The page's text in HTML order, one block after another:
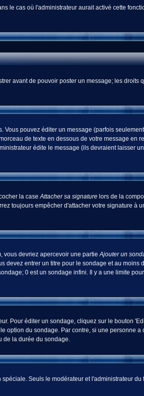
le cas où l'administrateur aurait activé cette
avant de pouvoir poster un message; les droits
pouvez éditer un message (parfois
de texte en dessous de votre message en
édite le message (ils devraient laisser
la caseAttacher sa signaturelors de la
toujours empêcher d'attacher votre signature à
vous devriez apercevoir une partieAjouter un
entrer un titre pour le sondage et au moins
0 est un sondage infini. Il y a une limite
Pour éditer un sondage, cliquez sur le bouton
du sondage. Par contre, si une personne a
de la durée du sondage.
Seuls le modérateur et l'administrateur